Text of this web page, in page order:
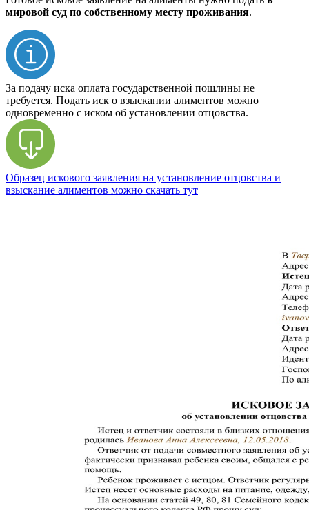
мировой суд по собственному месту проживания.
За подачу иска оплата государственной пошлины не
требуется. Подать иск о взыскании алиментов можно
одновременно с иском об установлении отцовства.
Образец искового заявления на установление отцовства и
взыскание алиментов можно скачать тут